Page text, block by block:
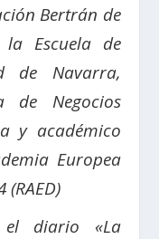
Bertrán de
Escuela de
de Navarra,
de Negocios
y académico
Europea
el diario «La